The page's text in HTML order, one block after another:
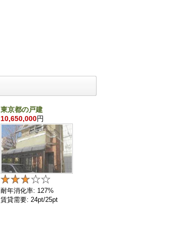
東京都の戸建
10,650,000円
耐年消化率: 127%
賃貸需要: 24pt/25pt